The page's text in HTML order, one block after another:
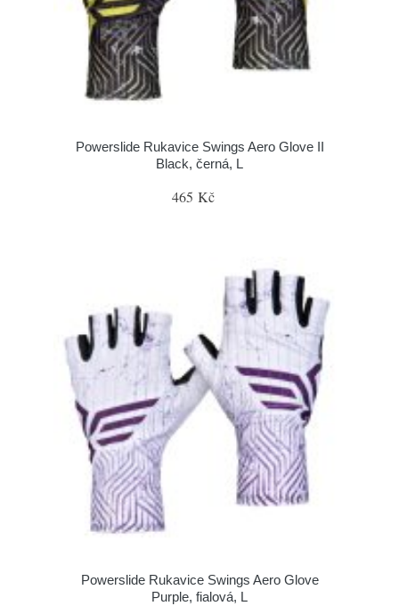
Powerslide Rukavice Swings Aero Glove II
Black, černá, L
465 Kč
Powerslide Rukavice Swings Aero Glove
Purple, fialová, L